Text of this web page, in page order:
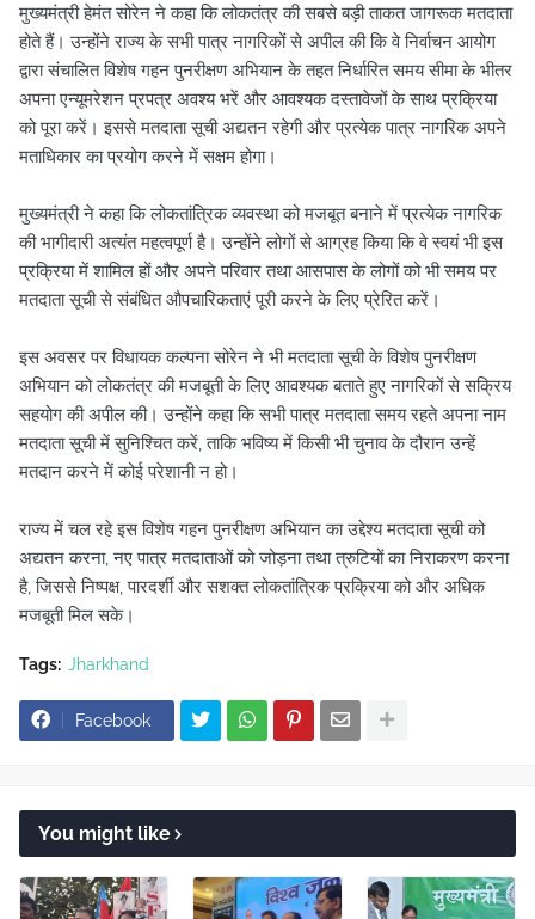
मुख्यमंत्री हेमंत सोरेन ने कहा कि लोकतंत्र की सबसे बड़ी ताकत जागरूक मतदाता
होते हैं। उन्होंने राज्य के सभी पात्र नागरिकों से अपील की कि वे निर्वाचन आयोग
द्वारा संचालित विशेष गहन पुनरीक्षण अभियान के तहत निर्धारित समय सीमा के भीतर
अपना एन्यूमरेशन प्रपत्र अवश्य भरें और आवश्यक दस्तावेजों के साथ प्रक्रिया
को पूरा करें। इससे मतदाता सूची अद्यतन रहेगी और प्रत्येक पात्र नागरिक अपने
मताधिकार का प्रयोग करने में सक्षम होगा।
मुख्यमंत्री ने कहा कि लोकतांत्रिक व्यवस्था को मजबूत बनाने में प्रत्येक नागरिक
की भागीदारी अत्यंत महत्वपूर्ण है। उन्होंने लोगों से आग्रह किया कि वे स्वयं भी इस
प्रक्रिया में शामिल हों और अपने परिवार तथा आसपास के लोगों को भी समय पर
मतदाता सूची से संबंधित औपचारिकताएं पूरी करने के लिए प्रेरित करें।
इस अवसर पर विधायक कल्पना सोरेन ने भी मतदाता सूची के विशेष पुनरीक्षण
अभियान को लोकतंत्र की मजबूती के लिए आवश्यक बताते हुए नागरिकों से सक्रिय
सहयोग की अपील की। उन्होंने कहा कि सभी पात्र मतदाता समय रहते अपना नाम
मतदाता सूची में सुनिश्चित करें, ताकि भविष्य में किसी भी चुनाव के दौरान उन्हें
मतदान करने में कोई परेशानी न हो।
राज्य में चल रहे इस विशेष गहन पुनरीक्षण अभियान का उद्देश्य मतदाता सूची को
अद्यतन करना, नए पात्र मतदाताओं को जोड़ना तथा त्रुटियों का निराकरण करना
है, जिससे निष्पक्ष, पारदर्शी और सशक्त लोकतांत्रिक प्रक्रिया को और अधिक
मजबूती मिल सके।
Tags: Jharkhand
Facebook
You might like